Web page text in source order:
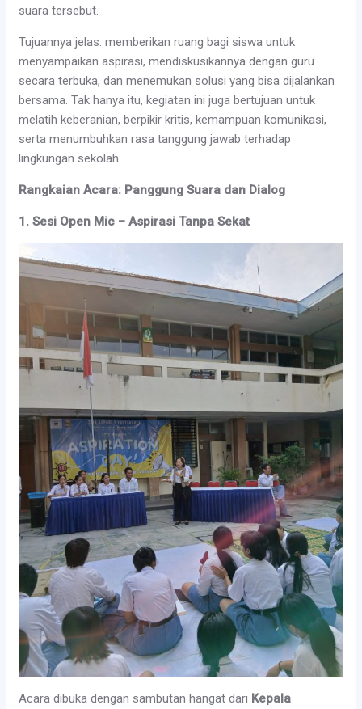
suara tersebut.
Tujuannya jelas: memberikan ruang bagi siswa untuk
menyampaikan aspirasi, mendiskusikannya dengan guru
secara terbuka, dan menemukan solusi yang bisa dijalankan
bersama. Tak hanya itu, kegiatan ini juga bertujuan untuk
melatih keberanian, berpikir kritis, kemampuan komunikasi,
serta menumbuhkan rasa tanggung jawab terhadap
lingkungan sekolah.
Rangkaian Acara: Panggung Suara dan Dialog
1. Sesi Open Mic – Aspirasi Tanpa Sekat
Acara dibuka dengan sambutan hangat dari Kepala